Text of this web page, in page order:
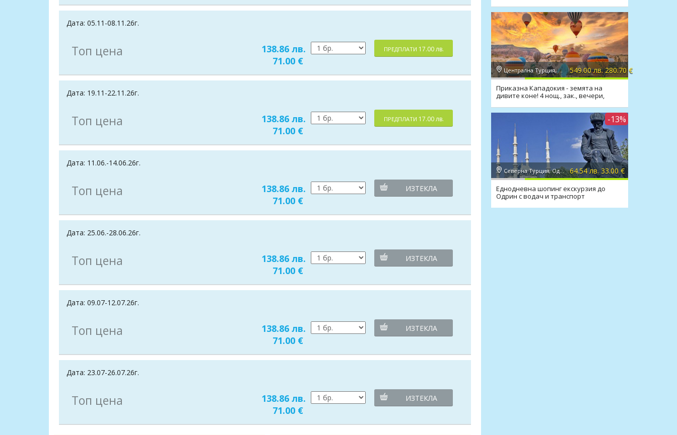
Дата: 05.11-08.11.26г.
Топ цена
138.86 лв.
71.00 €
ПРЕДПЛАТИ 17.00 лв.
Дата: 19.11-22.11.26г.
Топ цена
138.86 лв.
71.00 €
ПРЕДПЛАТИ 17.00 лв.
Дата: 11.06.-14.06.26г.
Топ цена
138.86 лв.
71.00 €
ИЗТЕКЛА
Дата: 25.06.-28.06.26г.
Топ цена
138.86 лв.
71.00 €
ИЗТЕКЛА
Дата: 09.07-12.07.26г.
Топ цена
138.86 лв.
71.00 €
ИЗТЕКЛА
Дата: 23.07-26.07.26г.
Топ цена
138.86 лв.
71.00 €
ИЗТЕКЛА
Централна Турция, Кападокия 549.00 лв. 280.70 €
Приказна Кападокия - земята на
дивите коне! 4 нощ., зак., вечери,
-13%
Северна Турция, Одрин 64.54 лв. 33.00 €
Еднодневна шопинг екскурзия до
Одрин с водач и транспорт